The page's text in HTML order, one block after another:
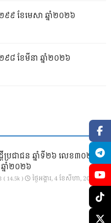
៩៩ ខែមេសា ឆ្នាំ២០២៦
៩៨ ខែមីនា ឆ្នាំ២០២៦
តីប្រជាជន ឆ្នាំទី២៦ លេខ៣០២ ខែ
ឆ្នាំ២០២៦
( 14.5k ) ថ្ងៃ​អង្គារ, 4 ខែ​សីហា, 2026